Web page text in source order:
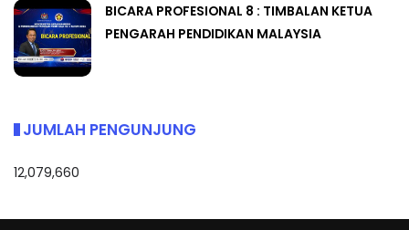
BICARA PROFESIONAL 8 : TIMBALAN KETUA
PENGARAH PENDIDIKAN MALAYSIA
JUMLAH PENGUNJUNG
12,079,660